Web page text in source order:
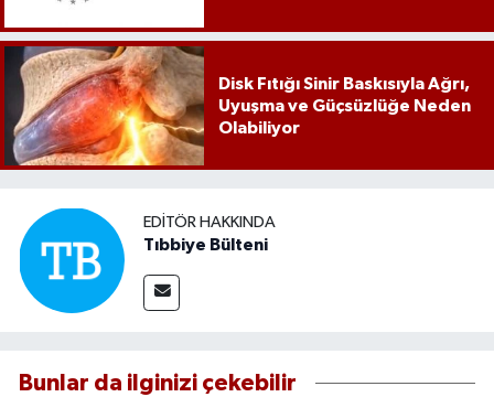
Disk Fıtığı Sinir Baskısıyla Ağrı,
Uyuşma ve Güçsüzlüğe Neden
Olabiliyor
EDITÖR HAKKINDA
Tıbbiye Bülteni
Bunlar da ilginizi çekebilir